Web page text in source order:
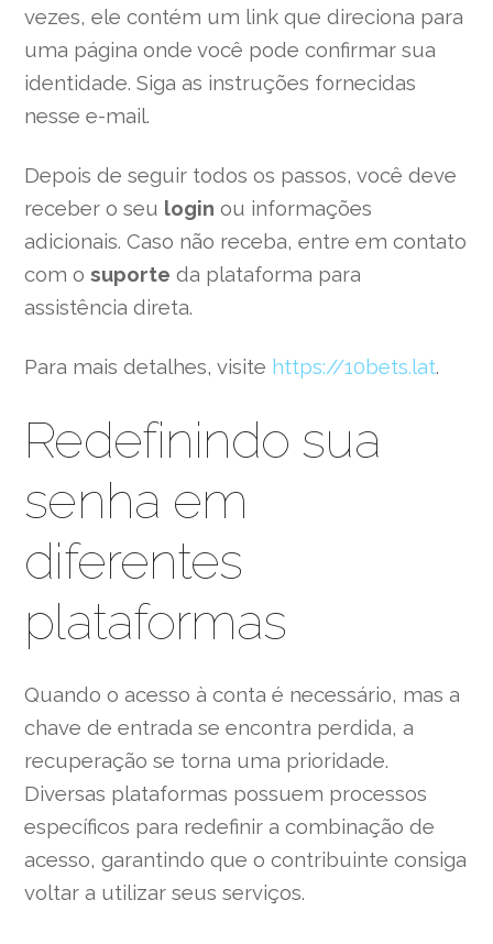
vezes, ele contém um link que direciona para
uma página onde você pode confirmar sua
identidade. Siga as instruções fornecidas
nesse e-mail.
Depois de seguir todos os passos, você deve
receber o seu login ou informações
adicionais. Caso não receba, entre em contato
com osuporte da plataforma para
assistência direta.
Para mais detalhes, visite https://10bets.lat.
Redefinindo sua
senha em
diferentes
plataformas
Quando o acesso à conta é necessário, mas a
chave de entrada se encontra perdida, a
recuperação se torna uma prioridade.
Diversas plataformas possuem processos
específicos para redefinir a combinação de
acesso, garantindo que o contribuinte consiga
voltar a utilizar seus serviços.